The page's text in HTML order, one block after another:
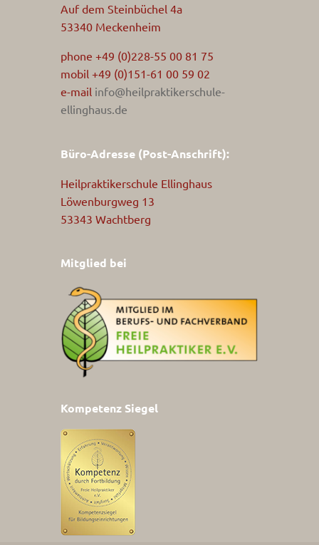
Auf dem Steinbüchel 4a
53340 Meckenheim
phone +49 (0)228-55 00 81 75
mobil +49 (0)151-61 00 59 02
e-mail info@heilpraktikerschule-
ellinghaus.de
Büro-Adresse (Post-Anschrift):
Heilpraktikerschule Ellinghaus
Löwenburgweg 13
53343 Wachtberg
Mitglied bei
Kompetenz Siegel